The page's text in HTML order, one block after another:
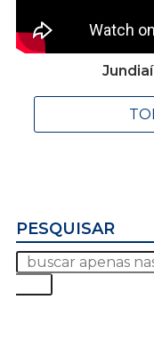
PESQUISAR